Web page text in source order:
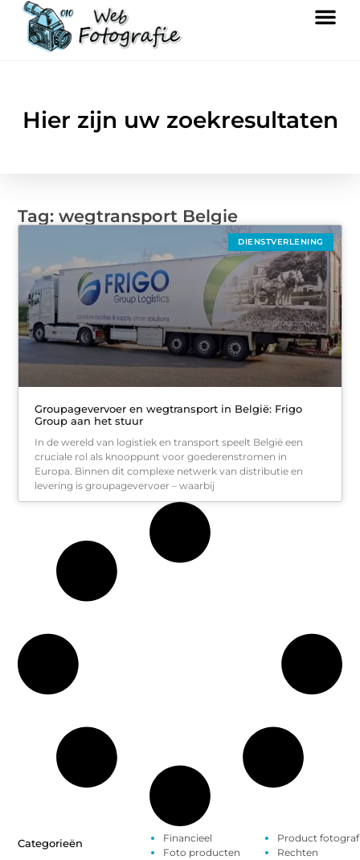
Hier zijn uw zoekresultaten
Tag: wegtransport Belgie
DIENSTVERLENING
Groupagevervoer en wegtransport in België: Frigo
Group aan het stuur
In de wereld van logistiek en transport speelt België een
cruciale rol als knooppunt voor goederenstromen in
Europa. Binnen dit complexe netwerk van distributie en
levering is groupagevervoer – waarbij
Categorieën
Financieel
Foto producten
Product
Rechten